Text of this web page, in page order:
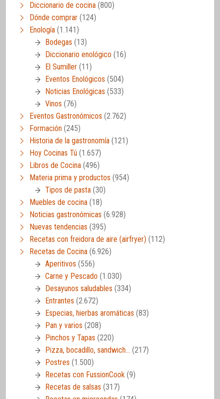
Diccionario de cocina (800)
Dónde comprar (124)
Enología (1.141)
Bodegas (13)
Diccionario enológico (16)
El Sumiller (11)
Eventos Enológicos (504)
Noticias Enológicas (533)
Vinos (76)
Eventos Gastronómicos (2.762)
Formación (245)
Historia de la gastronomía (121)
Hoy Cocinas Tú (1.657)
Libros de Cocina (496)
Materia prima y productos (954)
Tipos de pasta (30)
Muebles de cocina (18)
Noticias gastronómicas (6.928)
Nuevas tendencias (395)
Recetas con freidora de aire (airfryer) (112)
Recetas de Cocina (6.926)
Aperitivos (556)
Carne y Pescado (1.030)
Desayunos saludables (334)
Entrantes (2.672)
Especias, hierbas aromáticas (83)
Pan y varios (208)
Pinchos y Tapas (220)
Pizza, bocadillo, sandwich… (217)
Postres (1.500)
Recetas con FussionCook (9)
Recetas de salsas (317)